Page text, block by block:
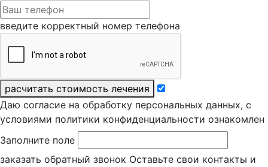
введите корректный номер телефона
расчитать стоимость лечения
Даю согласие на обработку персональных данных, с
условиями политики конфиденциальности ознакомлен
Заполните поле
заказать обратный звонок Оставьте свои контакты и